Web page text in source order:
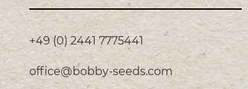
+49 (0) 2441 7775441
office@bobby-seeds.com